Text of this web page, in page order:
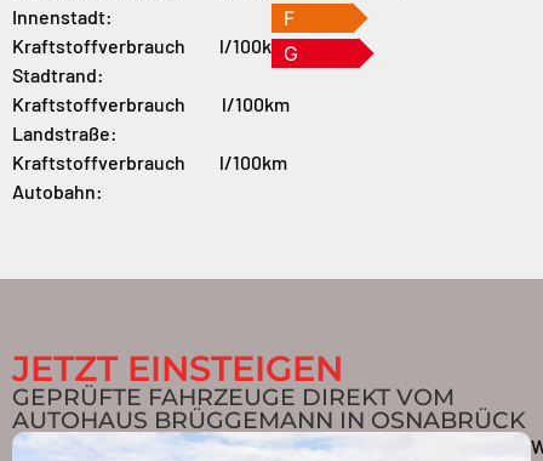
Innenstadt:
Kraftstoffverbrauch
Stadtrand:
l/100km
Kraftstoffverbrauch
Landstraße:
l/100km
Kraftstoffverbrauch
Autobahn:
l/100km
F
G
JETZT EINSTEIGEN
GEPRÜFTE FAHRZEUGE DIREKT VOM
AUTOHAUS BRÜGGEMANN IN OSNABRÜCK